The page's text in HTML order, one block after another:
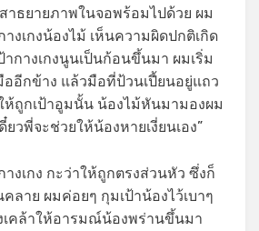
ธยายภาพในจอพร้อมไปด้วย ผม
งเกงน้องไม้ เห็นความผิดปกติเกิด
กางเกงนูนเป็นก้อนขึ้นมา ผมเริ่ม
ออีกข้าง แล้วมือที่ป้วนเปี้ยนอยู่แถว
ห้ถูกเป้าอูมนั้น น้องไม้หันมามองผม
ยวพี่จะช่วยให้น้องหายเงี่ยนเอง”
งเกง กะว่าให้ถูกตรงส่วนหัว ซึ่งก็
ลาย ผมค่อยๆ กุมเป้าน้องไว้เบาๆ
คล้าให้อารมณ์น้องพร่านขึ้นมา